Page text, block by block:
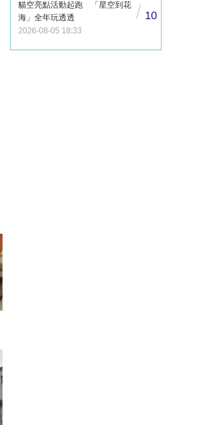
貓空亮點活動起跑 「星空到花
海」全年玩透透
2026-08-05 18:33
/ 10